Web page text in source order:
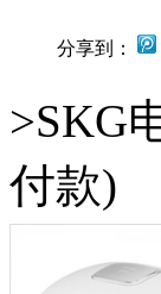
分享到：
>SKG
付款)